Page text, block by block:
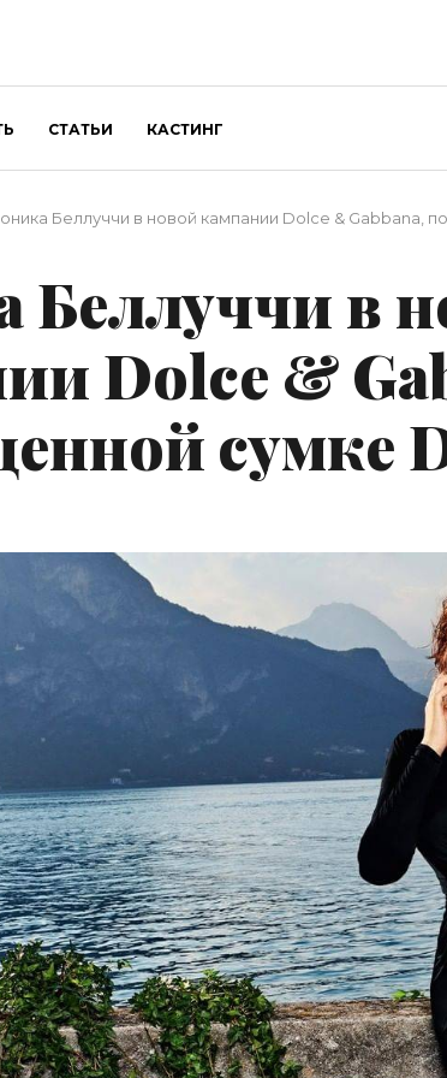
СТАТЬИ КАСТИНГ
Беллуччи в новой кампании Dolce & Gabbana,
Беллуччи в
Dolce &
сумке